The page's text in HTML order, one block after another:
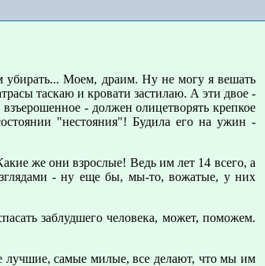
убирать... Моем, драим. Ну не могу я вешать
таскаю и кровати застилаю. А эти двое -
- должен олицетворять крепкое
"нестояния"! Будила его на ужин -
же они взрослые! Ведь им лет 14 всего, а
- ну еще бы, мы-то, вожатые, у них
заблудшего человека, может, поможем.
лучшие, самые милые, все делают, что мы им